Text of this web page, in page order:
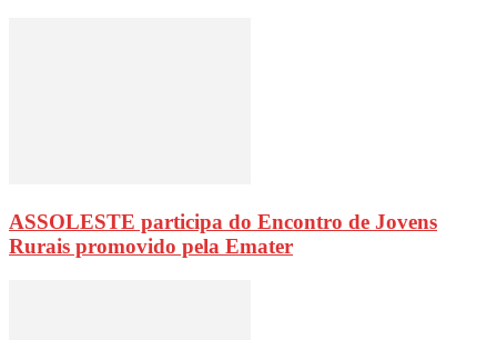
ASSOLESTE participa do Encontro de Jovens
Rurais promovido pela Emater